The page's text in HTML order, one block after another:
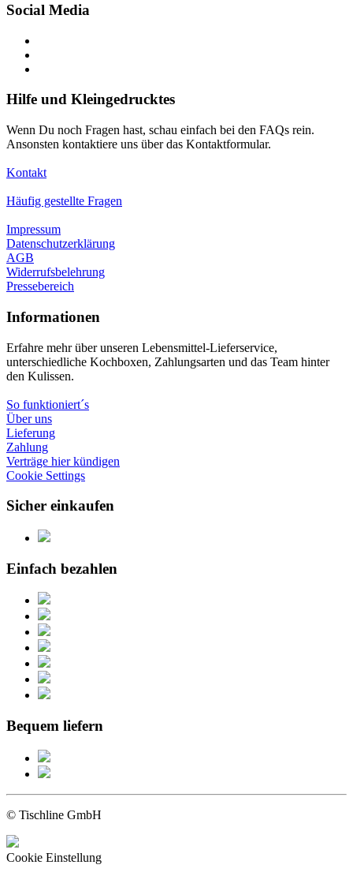
Social Media
Hilfe und Kleingedrucktes
Wenn Du noch Fragen hast, schau einfach bei den FAQs rein.
Ansonsten kontaktiere uns über das Kontaktformular.
Kontakt
Häufig gestellte Fragen
Impressum
Datenschutzerklärung
AGB
Widerrufsbelehrung
Pressebereich
Informationen
Erfahre mehr über unseren Lebensmittel-Lieferservice,
unterschiedliche Kochboxen, Zahlungsarten und das Team hinter
den Kulissen.
So funktioniert´s
Über uns
Lieferung
Zahlung
Verträge hier kündigen
Cookie Settings
Sicher einkaufen
Einfach bezahlen
Bequem liefern
© Tischline GmbH
Cookie Einstellung